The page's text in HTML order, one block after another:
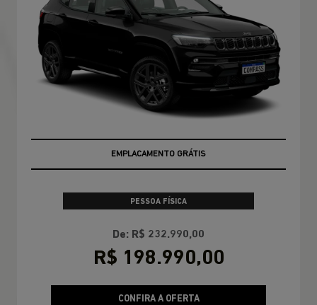
EMPLACAMENTO GRÁTIS
PESSOA FÍSICA
De: R$ 232.990,00
R$ 198.990,00
CONFIRA A OFERTA